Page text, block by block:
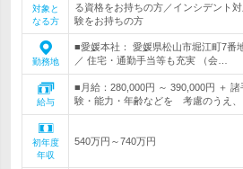
対象と
なる方
る資格をお持ちの方／インシデント
験をお持ちの方
勤務地
■愛媛本社： 愛媛県松山市堀江町7番
／ 住宅・通勤手当等も充実 （会…
給与
■月給：280,000円 ～ 390,000円 ＋
験・能力・年齢などを 考慮のうえ、
初年度
年収
540万円～740万円